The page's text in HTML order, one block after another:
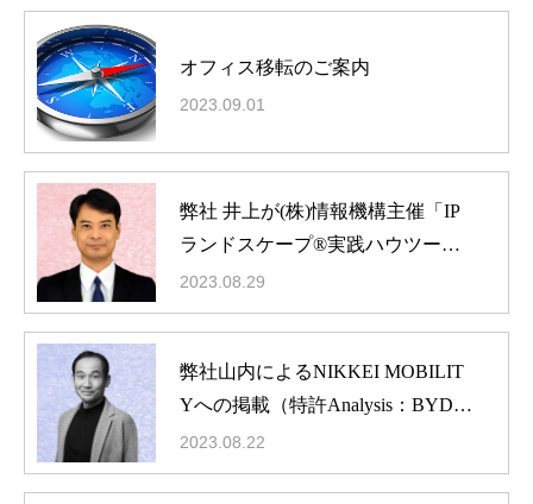
オフィス移転のご案内
2023.09.01
弊社 井上が(株)情報機構主催「IP
ランドスケープ®実践ハウツー講
座」に登壇
2023.08.29
弊社山内によるNIKKEI MOBILIT
Yへの掲載（特許Analysis：BYD、
デザイン経営に地力 意匠出願最
多はプロパー社員）
2023.08.22